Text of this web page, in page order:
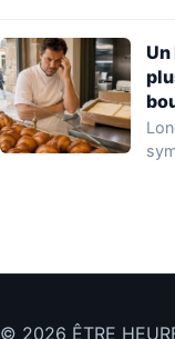
© 2026 ÊTRE